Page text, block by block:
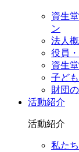
資生
ン
法人
役員
資生
子ど
財団
活動紹介
活動紹介
私た